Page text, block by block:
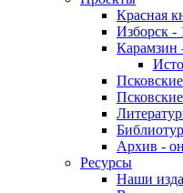
Красная
Изборск -
Карамзин
Библиотур
Архив -
Ресурсы
Наши